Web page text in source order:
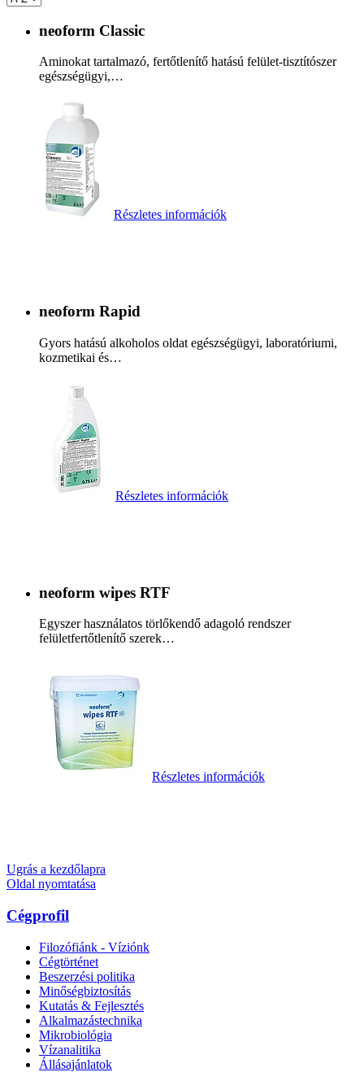
neoform Classic
Aminokat tartalmazó, fertőtlenítő hatású felület-tisztítószer
egészségügyi,…
Részletes információk
neoform Rapid
Gyors hatású alkoholos oldat egészségügyi, laboratóriumi,
kozmetikai és…
Részletes információk
neoform wipes RTF
Egyszer használatos törlőkendő adagoló rendszer
felületfertőtlenítő szerek…
Részletes információk
Ugrás a kezdőlapra
Oldal nyomtatása
Cégprofil
Filozófiánk - Víziónk
Cégtörténet
Beszerzési politika
Minőségbiztosítás
Kutatás & Fejlesztés
Alkalmazástechnika
Mikrobiológia
Vízanalitika
Állásajánlatok